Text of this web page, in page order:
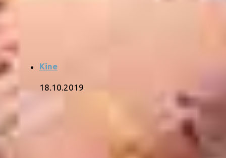
Kine
18.10.2019